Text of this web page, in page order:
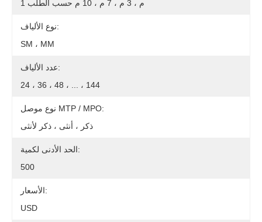
1 م ، 3 م ، 7 م ، 10 م حسب الطلب
نوع الألياف:
SM ، MM
عدد الألياف:
24 ، 36 ، 48 ، ... ، 144
نوع موصل MTP / MPO:
ذكر ، أنثى ، ذكر لأنثى
الحد الأدنى لكمية:
500
الأسعار:
USD